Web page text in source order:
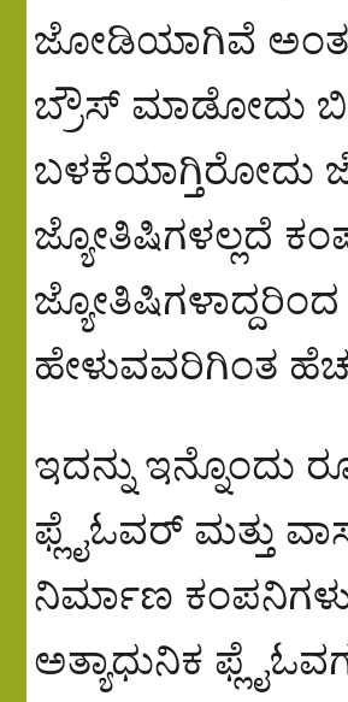
ಜೋಡಿಯಾಗಿವೆ ಅಂತ
ಬ್ರೌಸ್ ಮಾಡೋದು
ಬಳಕೆಯಾಗ್ತಿರೋದು
ಜ್ಯೋತಿಷಿಗಳಲ್ಲದೆ
ಜ್ಯೋತಿಷಿಗಳಾದ್ದರಿಂದ
ಹೇಳುವವರಿಗಿಂತ
ಇದನ್ನು ಇನ್ನೊಂದು
ಫ್ಲೈಓವರ್ ಮತ್ತು
ನಿರ್ಮಾಣ ಕಂಪನಿಗಳು
ಅತ್ಯಾಧುನಿಕ